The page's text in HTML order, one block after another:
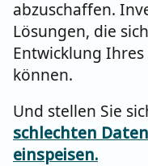
abzuschaffen.
Lösungen, die
Entwicklung
können.
Und stellen Sie
schlechten
einspeisen.